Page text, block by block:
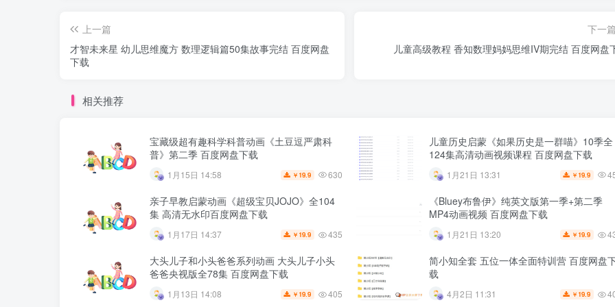
上一篇
才智未来星 幼儿思维魔方 数理逻辑篇50集故事完结 百度网盘
下载
下一篇
儿童高级教程 香知数理妈妈思维IV期完结 百度网盘
相关推荐
宝藏级超有趣科学科普动画《土豆逗严肃科
普》第二季 百度网盘下载
1月15日 14:58 ￥ 19.9 630
儿童历史启蒙《如果历史是一群喵》10季全
124集高清动画视频课程 百度网盘下载
1月21日 13:31 ￥ 19.9
亲子早教启蒙动画《超级宝贝JOJO》全104
集 高清无水印百度网盘下载
1月17日 14:37 ￥ 19.9 435
《Bluey布鲁伊》纯英文版第一季+第二季
MP4动画视频 百度网盘下载
1月21日 13:20 ￥ 19.9
大头儿子和小头爸爸系列动画 大头儿子小头
爸爸央视版全78集 百度网盘下载
1月13日 14:08 ￥ 19.9 405
简小知全套 五位一体全面特训营 百度网盘
载
4月2日 11:31 ￥ 19.9